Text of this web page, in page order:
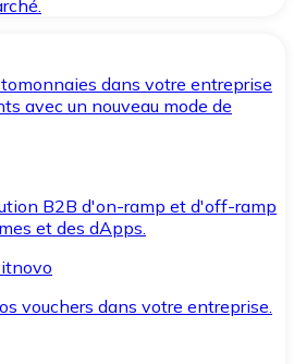
dans votre entreprise
avec un nouveau mode de
B2B d'on-ramp et d'off-ramp
et des dApps.
vouchers dans votre entreprise.